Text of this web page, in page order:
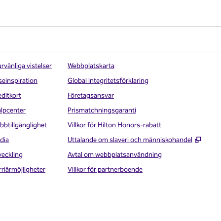
vistelser
Webbplatskarta
Global integritetsförklaring
Företagsansvar
Prismatchningsgaranti
Villkor för Hilton Honors-rabatt
Uttalande om slaveri och människohandel
,
Avtal om webbplatsanvändning
Villkor för partnerboende